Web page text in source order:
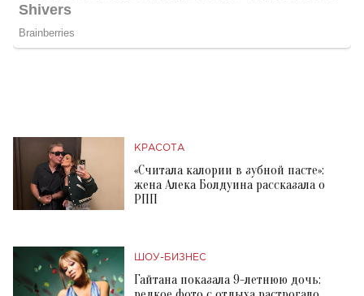
КРАСОТА
«Считала калории в зубной пасте»:
жена Алека Болдуина рассказала о
РПП
ШОУ-БИЗНЕС
Гайтана показала 9-летнюю дочь: